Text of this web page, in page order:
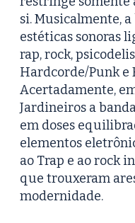
si. Musicalmente,
estéticas sonoras
rap, rock,
Hardcorde/Punk e
Acertadamente,
Jardineiros a
em doses
elementos
ao Trap e ao rock
que trouxeram
modernidade.